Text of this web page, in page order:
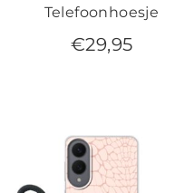
Telefoonhoesje
€29,95